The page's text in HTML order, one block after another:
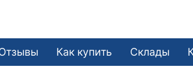
Как купить Склады